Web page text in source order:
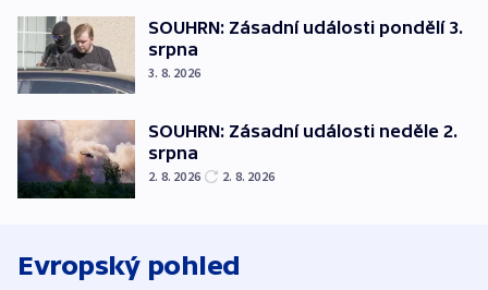
SOUHRN: Zásadní události pondělí 3.
srpna
3. 8. 2026
SOUHRN: Zásadní události neděle 2.
srpna
2. 8. 2026 2. 8. 2026
Evropský pohled